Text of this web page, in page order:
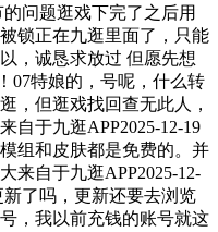
问题逛戏下完了之后用
锁正在九逛里面了，只能
，诚恳求放过 但愿先想
07特娘的，号呢，什么转
，但逛戏找回查无此人，
自于九逛APP2025-12-19
组和皮肤都是免费的。并
来自于九逛APP2025-12-
新了吗，更新还要去浏览
，我以前充钱的账号就这